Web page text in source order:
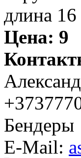
длина
Цена: 9
Бендеры
E-Mail: